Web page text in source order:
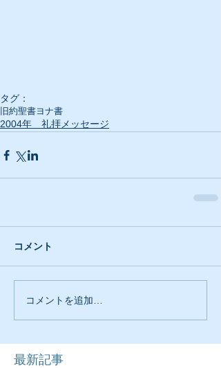
タグ：
旧約聖書ヨナ書
2004年 礼拝メッセージ
コメント
コメントを追加…
最新記事